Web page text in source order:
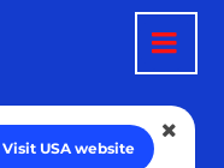
Visit USA website